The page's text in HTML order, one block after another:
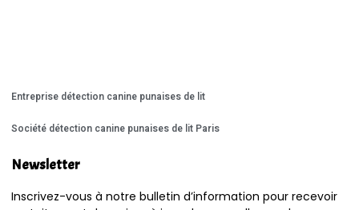
Entreprise détection canine punaises de lit
Société détection canine punaises de lit Paris
Newsletter
Inscrivez-vous à notre bulletin d’information pour recevoir